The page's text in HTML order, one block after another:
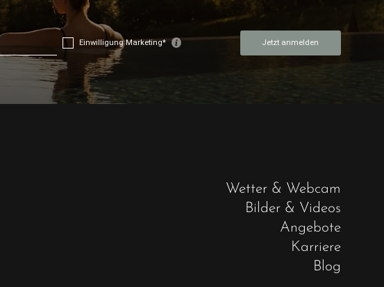
Wetter & Webcam
Bilder & Videos
Angebote
Karriere
Blog